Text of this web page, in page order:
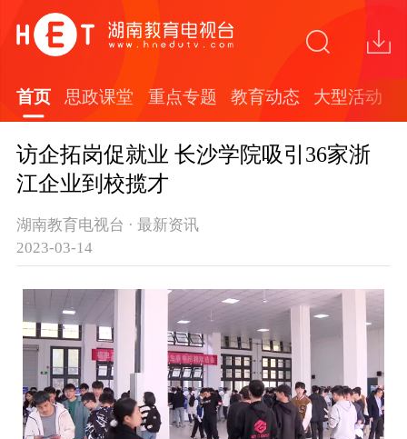
首页 思政课堂 重点专题 教育动态 大型活动
访企拓岗促就业 长沙学院吸引36家浙
江企业到校揽才
湖南教育电视台 · 最新资讯
2023-03-14